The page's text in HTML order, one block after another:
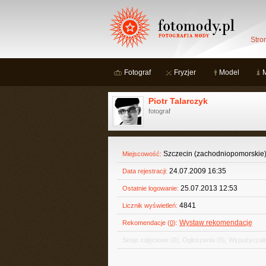
Fotograf Fryzjer Model
Piotr Talarczyk
fotograf
Miejscowość: Szczecin (zachodniopomorskie)
Data rejestracji: 24.07.2009 16:35
Ostatnie logowanie: 25.07.2013 12:53
Licznik wyświetleń: 4841
Rekomendacje (0): Wystaw rekomendację
Sesje zdjęciowe (0) Ogłoszenia (0)